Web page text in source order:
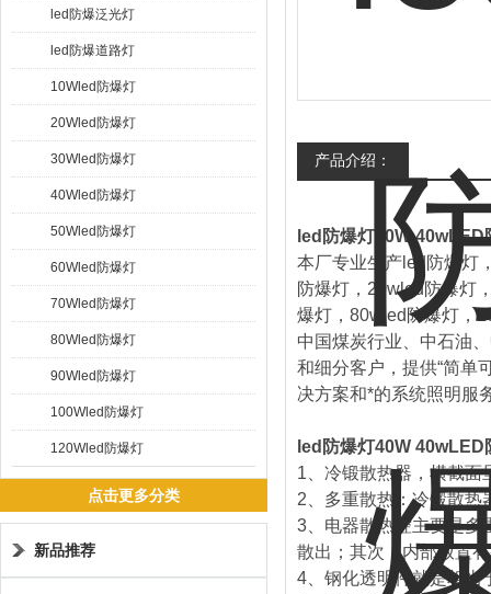
led防爆泛光灯
led防爆道路灯
10Wled防爆灯
20Wled防爆灯
30Wled防爆灯
40Wled防爆灯
50Wled防爆灯
60Wled防爆灯
70Wled防爆灯
80Wled防爆灯
90Wled防爆灯
100Wled防爆灯
120Wled防爆灯
点击更多分类
新品推荐
产品介绍：
led防爆灯40W 40wLED
本厂专业生产led防爆灯
防爆灯，20wled防爆灯
爆灯，80wled防爆灯，
中国煤炭行业、中石油
和细分客户，提供“简单
决方案和*的系统照明服
led防爆灯40W 40wLED
1、冷锻散热器，横截面
2、多重散热：冷锻散热
3、电器散热腔主要是多
散出；其次，内部放置
4、钢化透明件就是相当